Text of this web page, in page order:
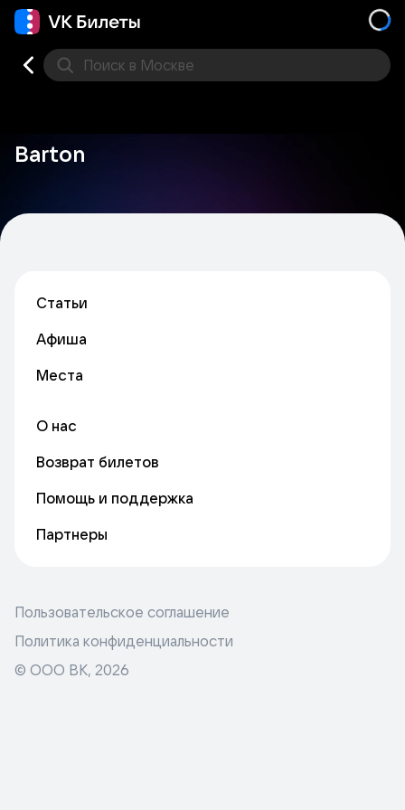
Поиск в Москве
Barton
Статьи
Афиша
Места
О нас
Возврат билетов
Помощь и поддержка
Партнеры
Пользовательское соглашение
Политика конфиденциальности
© ООО ВК, 2026